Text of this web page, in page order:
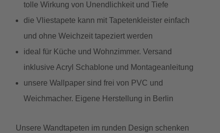
tolle Wirkung von Unendlichkeit und Tiefe
die Vliestapete kann mit Tapetenkleister einfach
und ohne Weichzeit tapeziert werden
ideal für Küche und Wohnzimmer. Versand
inklusive Acryl Schablone und Montageanleitung
unsere Wallpaper sind frei von PVC und
Weichmacher. Eigene Herstellung in Berlin
Unsere Wandtapeten im runden Design schenken